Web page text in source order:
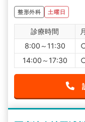
整形外科 土曜日
診療時間 月
8:00～11:30
14:00～17:30